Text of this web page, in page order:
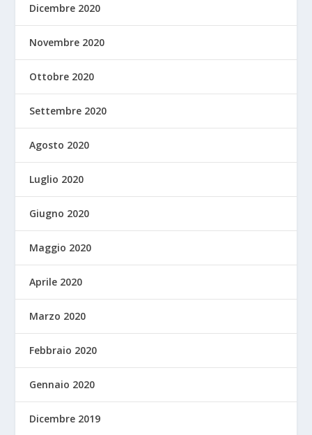
Dicembre 2020
Novembre 2020
Ottobre 2020
Settembre 2020
Agosto 2020
Luglio 2020
Giugno 2020
Maggio 2020
Aprile 2020
Marzo 2020
Febbraio 2020
Gennaio 2020
Dicembre 2019